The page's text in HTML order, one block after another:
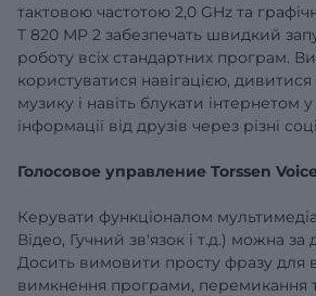
тактовою частотою 2,0 GHz та
T 820 MP 2 забезпечать швидкий
роботу всіх стандартних програм.
користуватися навігацією, дивитися
музику і навіть блукати інтернетом
​​інформації від друзів через різні
Голосовое управление Torssen
Керувати функціоналом
Відео, Гучний зв'язок і т.д.) можна за
Досить вимовити просту фразу для
вимкнення програми, перемикання